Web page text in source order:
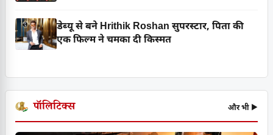
डेब्यू से बने Hrithik Roshan सुपरस्टार, पिता की
एक फिल्म ने चमका दी किस्मत
पॉलिटिक्स और भी ▶